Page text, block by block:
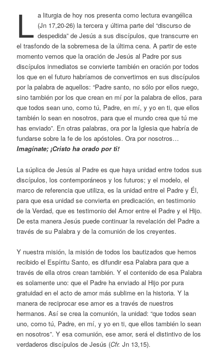
L a liturgia de hoy nos presenta como lectura evangélica
(Jn 17,20-26) la tercera y última parte del “discurso de
despedida” de Jesús a sus discípulos, que transcurre en
el trasfondo de la sobremesa de la última cena. A partir de este
momento vemos que la oración de Jesús al Padre por sus
discípulos inmediatos se convierte también en oración por todos
los que en el futuro habríamos de convertirnos en sus discípulos
por la palabra de aquellos: “Padre santo, no sólo por ellos ruego,
sino también por los que crean en mí por la palabra de ellos, para
que todos sean uno, como tú, Padre, en mí, y yo en ti, que ellos
también lo sean en nosotros, para que el mundo crea que tú me
has enviado”. En otras palabras, ora por la Iglesia que habría de
fundarse sobre la fe de los apóstoles. Ora por nosotros…
Imagínate; ¡Cristo ha orado por ti!
La súplica de Jesús al Padre es que haya unidad entre todos sus
discípulos, los contemporáneos y los futuros; y el modelo, el
marco de referencia que utiliza, es la unidad entre el Padre y Él,
para que esa unidad se convierta en predicación, en testimonio
de la Verdad, que es testimonio del Amor entre el Padre y el Hijo.
De esta manera Jesús puede continuar la revelación del Padre a
través de su Palabra y de la comunión de los creyentes.
Y nuestra misión, la misión de todos los bautizados que hemos
recibido el Espíritu Santo, es difundir esa Palabra para que a
través de ella otros crean también. Y el contenido de esa Palabra
es solamente uno: que el Padre ha enviado al Hijo por pura
gratuidad en el acto de amor más sublime en la historia. Y la
manera de reciprocar ese amor es a través de nuestros
hermanos. Así se crea la comunión, la unidad: “que todos sean
uno, como tú, Padre, en mí, y yo en ti, que ellos también lo sean
en nosotros”. Y esa comunión, ese amor, será el distintivo de los
verdaderos discípulos de Jesús (Cfr. Jn 13,15).